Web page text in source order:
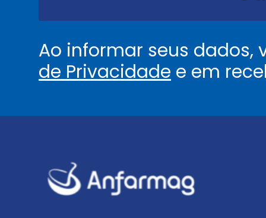
Ao informar seus
de Privacidade e em